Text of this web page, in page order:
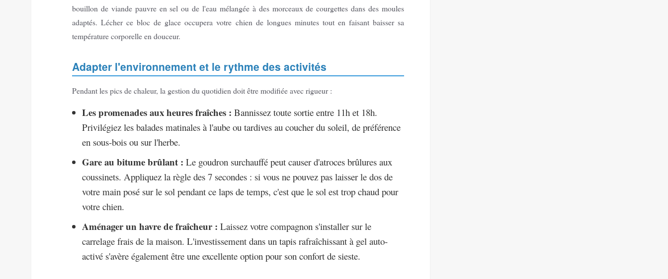
bouillon de viande pauvre en sel ou de l'eau mélangée à des morceaux de courgettes dans des moules
adaptés. Lécher ce bloc de glace occupera votre chien de longues minutes tout en faisant baisser sa
température corporelle en douceur.
Adapter l'environnement et le rythme des activités
Pendant les pics de chaleur, la gestion du quotidien doit être modifiée avec rigueur :
Les promenades aux heures fraîches : Bannissez toute sortie entre 11h et 18h.
Privilégiez les balades matinales à l'aube ou tardives au coucher du soleil, de préférence
en sous-bois ou sur l'herbe.
Gare au bitume brûlant : Le goudron surchauffé peut causer d'atroces brûlures aux
coussinets. Appliquez la règle des 7 secondes : si vous ne pouvez pas laisser le dos de
votre main posé sur le sol pendant ce laps de temps, c'est que le sol est trop chaud pour
votre chien.
Aménager un havre de fraîcheur : Laissez votre compagnon s'installer sur le
carrelage frais de la maison. L'investissement dans un tapis rafraîchissant à gel auto-
activé s'avère également être une excellente option pour son confort de sieste.